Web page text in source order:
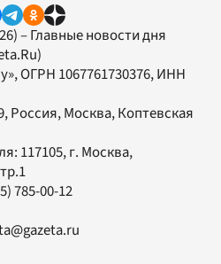
– Главные новости дня
, ОГРН 1067761730376, ИНН
Россия, Москва, Коптевская
117105, г. Москва,
785-00-12